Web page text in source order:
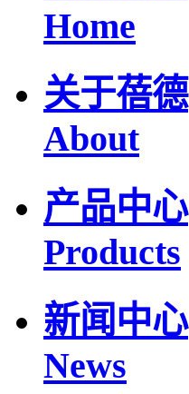
Home
关于蓓德
About
产品中心
Products
新闻中心
News